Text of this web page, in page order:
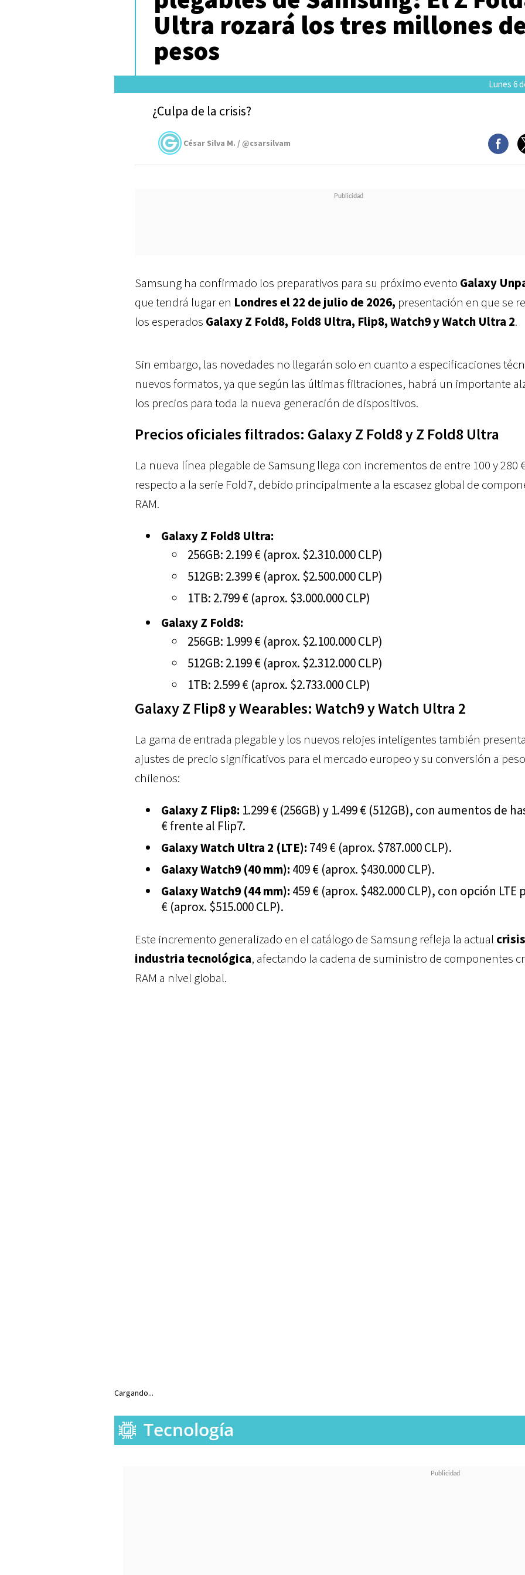
Ultra rozará los tres millones de
pesos
Lunes 6
¿Culpa de la crisis?
César Silva M. / @csarsilvam
Samsung ha confirmado los preparativos para su próximo evento Galaxy
que tendrá lugar en Londres el 22 de julio de 2026, presentación en que se
los esperados Galaxy Z Fold8, Fold8 Ultra, Flip8, Watch9 y Watch Ultra 2.
Sin embargo, las novedades no llegarán solo en cuanto a especificaciones
nuevos formatos, ya que según las últimas filtraciones, habrá un importante
los precios para toda la nueva generación de dispositivos.
Precios oficiales filtrados: Galaxy Z Fold8 y Z Fold8 Ultra
La nueva línea plegable de Samsung llega con incrementos de entre 100 y 280
respecto a la serie Fold7, debido principalmente a la escasez global de
RAM.
Galaxy Z Fold8 Ultra:
256GB: 2.199 € (aprox. $2.310.000 CLP)
512GB: 2.399 € (aprox. $2.500.000 CLP)
1TB: 2.799 € (aprox. $3.000.000 CLP)
Galaxy Z Fold8:
256GB: 1.999 € (aprox. $2.100.000 CLP)
512GB: 2.199 € (aprox. $2.312.000 CLP)
1TB: 2.599 € (aprox. $2.733.000 CLP)
Galaxy Z Flip8 y Wearables: Watch9 y Watch Ultra 2
La gama de entrada plegable y los nuevos relojes inteligentes también
ajustes de precio significativos para el mercado europeo y su conversión a
chilenos:
Galaxy Z Flip8: 1.299 € (256GB) y 1.499 € (512GB), con aumentos de
€ frente al Flip7.
Galaxy Watch Ultra 2 (LTE): 749 € (aprox. $787.000 CLP).
Galaxy Watch9 (40 mm): 409 € (aprox. $430.000 CLP).
Galaxy Watch9 (44 mm): 459 € (aprox. $482.000 CLP), con opción LTE
€ (aprox. $515.000 CLP).
Este incremento generalizado en el catálogo de Samsung refleja la actual
industria tecnológica, afectando la cadena de suministro de componentes
RAM a nivel global.
Cargando...
Tecnología